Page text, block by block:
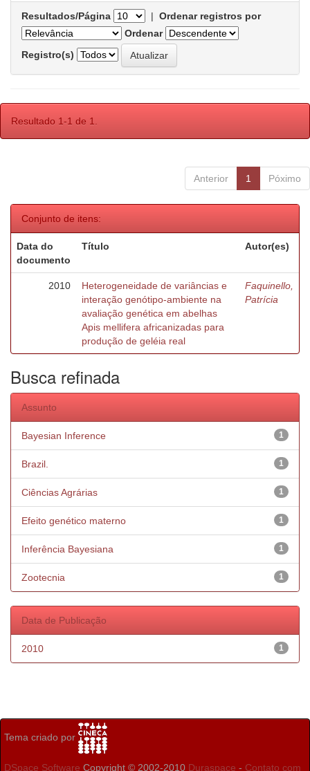
Resultados/Página | Ordenar registros por
Ordenar
Registro(s)
Resultado 1-1 de 1.
Anterior 1 Póximo
Conjunto de itens:
Data do
documento
Título Autor(es)
2010
Heterogeneidade de variâncias e
interação genótipo-ambiente na
avaliação genética em abelhas
Apis mellifera africanizadas para
produção de geléia real
Faquinello,
Patrícia
Busca refinada
Assunto
1
Bayesian Inference
1
Brazil.
1
Ciências Agrárias
1
Efeito genético materno
1
Inferência Bayesiana
1
Zootecnia
Data de Publicação
1
2010
Tema criado por
DSpace Software Copyright © 2002-2010 Duraspace - Contato com